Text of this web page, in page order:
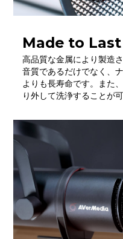
Made to Last
高品質な金属により製造
音質であるだけでなく、
よりも長寿命です。また
り外して洗浄することが可